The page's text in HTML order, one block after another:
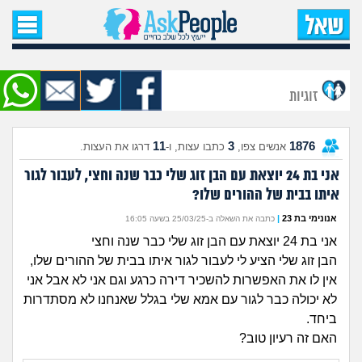
עמוד הבית
שאל שאלה
שאלות חדשות
שאלות שעוררו עניין
מה קורה כאן?
מתחם הטיפים
זוגיות
1876 אנשים צפו, 3 כתבו עצות, ו-11 דרגו את העצות.
אני בת 24 יוצאת עם הבן זוג שלי כבר שנה וחצי, לעבור לגור
איתו בבית של ההורים שלו?
אנונימי בת 23 | כתבה את השאלה ב-25/03/25 בשעה 16:05
אני בת 24 יוצאת עם הבן זוג שלי כבר שנה וחצי
הבן זוג שלי הציע לי לעבור לגור איתו בבית של ההורים שלו,
אין לו את האפשרות להשכיר דירה כרגע וגם אני לא אבל אני
לא יכולה כבר לגור עם אמא שלי בגלל שאנחנו לא מסתדרות
ביחד.
האם זה רעיון טוב?